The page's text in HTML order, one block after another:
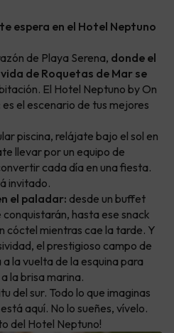
espera en el Hotel Neptuno
de Playa Serena, donde el
de Roquetas de Mar se
El Hotel Neptuno by On
el escenario de tus mejores
piscina, relájate bajo el sol en
llevar por un equipo de
cada día en una fiesta.
invitado.
el paladar: desde un buffet
hasta ese snack
cóctel mientras cae la tarde. Y
el prestigioso campo de
la vuelta de la esquina para
la brisa marina.
del sur. Todo lo que imaginas
aquí. No lo sueñes, vívelo.
del Hotel Neptuno!